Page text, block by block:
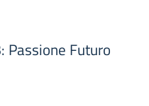
Passione Futuro